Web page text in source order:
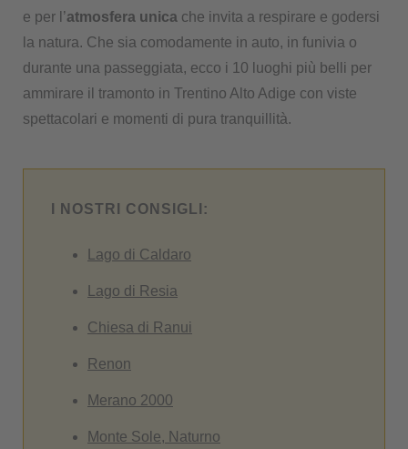
e per l’atmosfera unica che invita a respirare e godersi
la natura. Che sia comodamente in auto, in funivia o
durante una passeggiata, ecco i 10 luoghi più belli per
ammirare il tramonto in Trentino Alto Adige con viste
spettacolari e momenti di pura tranquillità.
I NOSTRI CONSIGLI:
Lago di Caldaro
Lago di Resia
Chiesa di Ranui
Renon
Merano 2000
Monte Sole, Naturno